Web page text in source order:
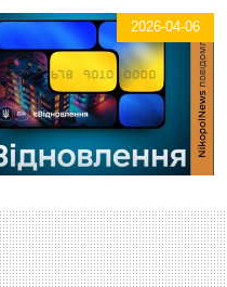
2026-04-06